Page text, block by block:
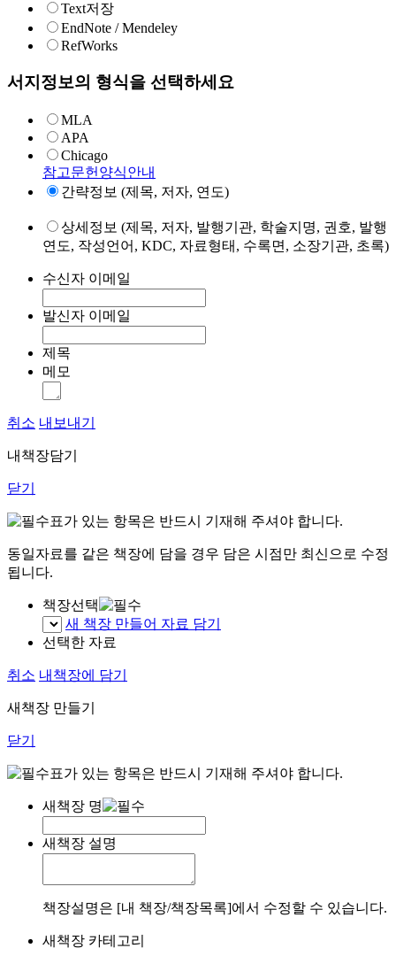
Text저장
EndNote / Mendeley
RefWorks
서지정보의 형식을 선택하세요
MLA
APA
Chicago
참고문헌양식안내
간략정보 (제목, 저자, 연도)
상세정보 (제목, 저자, 발행기관, 학술지명, 권호, 발행
연도, 작성언어, KDC, 자료형태, 수록면, 소장기관, 초록)
수신자 이메일
발신자 이메일
제목
메모
취소 내보내기
내책장담기
닫기
표가 있는 항목은 반드시 기재해 주셔야 합니다.
동일자료를 같은 책장에 담을 경우 담은 시점만 최신으로 수정
됩니다.
책장선택
새 책장 만들어 자료 담기
선택한 자료
취소 내책장에 담기
새책장 만들기
닫기
표가 있는 항목은 반드시 기재해 주셔야 합니다.
새책장 명
새책장 설명
책장설명은 [내 책장/책장목록]에서 수정할 수 있습니다.
새책장 카테고리